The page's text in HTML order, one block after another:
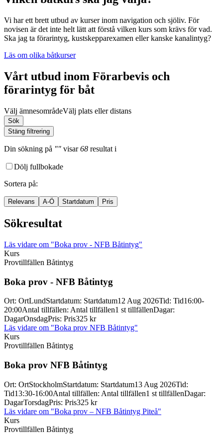
Vi har ett brett utbud av kurser inom navigation och sjöliv. För
novisen är det inte helt lätt att förstå vilken kurs som krävs för vad.
Ska jag ta förarintyg, kustskepparexamen eller kanske kanalintyg?
Läs om olika båtkurser
Vårt utbud inom Förarbevis och
förarintyg för båt
Välj ämnesområdeVälj plats eller distans
Sök
Stäng filtrering
Din sökning på "" visar68 resultat i
Dölj fullbokade
Sortera på:
Relevans A-Ö Startdatum Pris
Sökresultat
Läs vidare om "Boka prov - NFB Båtintyg"
Kurs
Provtillfällen Båtintyg
Boka prov - NFB Båtintyg
Ort: OrtLundStartdatum: Startdatum12 Aug 2026Tid: Tid16:00-
20:00Antal tillfällen: Antal tillfällen1 st tillfällenDagar:
DagarOnsdagPris: Pris325 kr
Läs vidare om "Boka prov NFB Båtintyg"
Kurs
Provtillfällen Båtintyg
Boka prov NFB Båtintyg
Ort: OrtStockholmStartdatum: Startdatum13 Aug 2026Tid:
Tid13:30-16:00Antal tillfällen: Antal tillfällen1 st tillfällenDagar:
DagarTorsdagPris: Pris325 kr
Läs vidare om "Boka prov – NFB Båtintyg Piteå"
Kurs
Provtillfällen Båtintyg